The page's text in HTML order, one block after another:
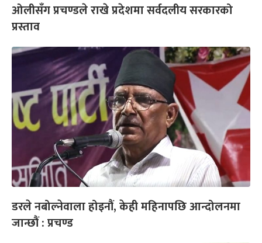
ओलीसँग प्रचण्डले राखे प्रदेशमा सर्वदलीय सरकारको
प्रस्ताव
डरले नबोल्नेवाला होइनौं, केही महिनापछि आन्दोलनमा
जान्छौं : प्रचण्ड